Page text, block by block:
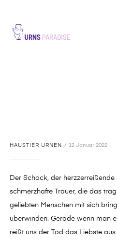
HAUSTIER URNEN 12 Januar 2022
Der Schock, der
schmerzhafte Trauer, die das
geliebten Menschen mit sich
überwinden. Gerade wenn man
reißt uns der Tod das Liebste